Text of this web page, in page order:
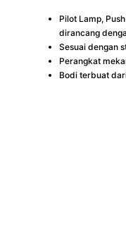
Pilot Lamp,
dirancang
Sesuai dengan
Perangkat
Bodi terbuat